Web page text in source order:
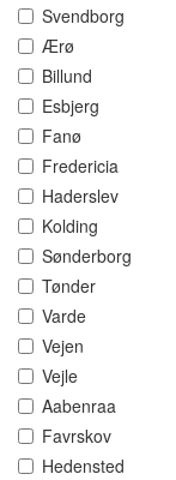
Svendborg
Ærø
Billund
Esbjerg
Fanø
Fredericia
Haderslev
Kolding
Sønderborg
Tønder
Varde
Vejen
Vejle
Aabenraa
Favrskov
Hedensted